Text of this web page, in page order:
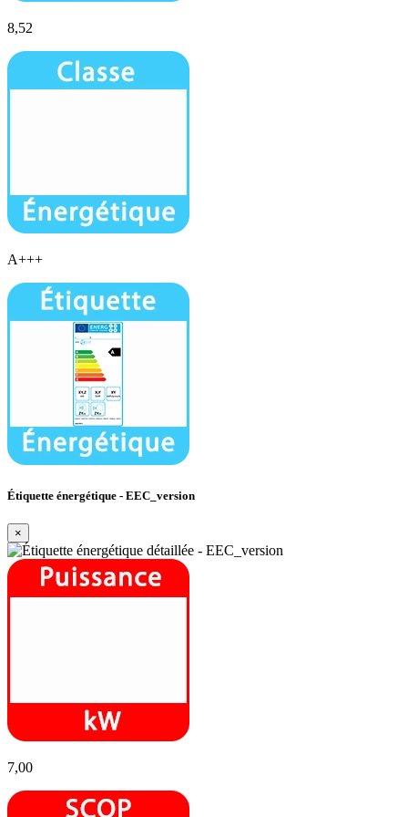
8,52
A+++
Étiquette énergétique - EEC_version
×
7,00